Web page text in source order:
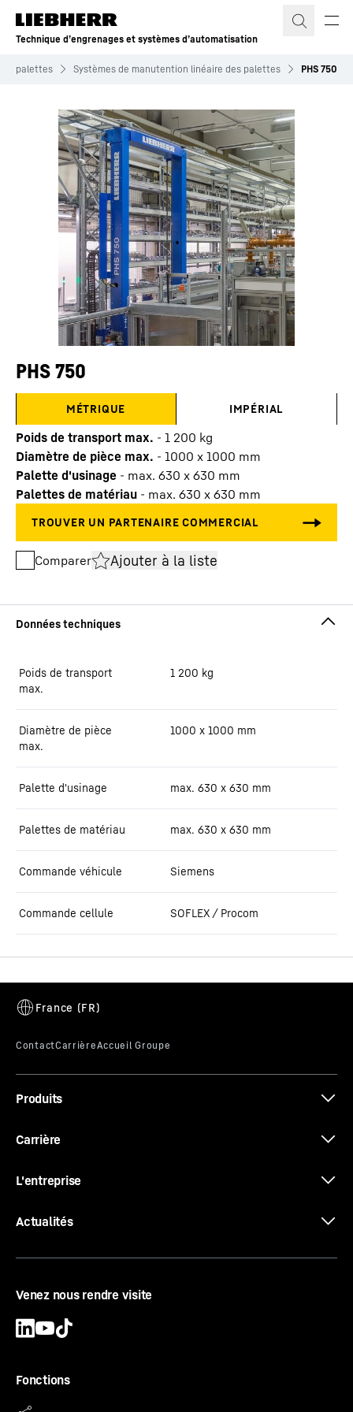
Technique d’engrenages et systèmes d’automatisation
palettes Systèmes de manutention linéaire des palettes PHS 750
PHS 750
MÉTRIQUE IMPÉRIAL
Poids de transport max. - 1 200 kg
Diamètre de pièce max. - 1000 x 1000 mm
Palette d'usinage - max. 630 x 630 mm
Palettes de matériau - max. 630 x 630 mm
Comparer Ajouter à la liste
Poids de transport
max.
1 200 kg
Diamètre de pièce
max.
1000 x 1000 mm
Palette d'usinage max. 630 x 630 mm
Palettes de matériau max. 630 x 630 mm
Commande véhicule Siemens
Commande cellule SOFLEX / Procom
Produits
Carrière
L'entreprise
Actualités
Venez nous rendre visite
Fonctions